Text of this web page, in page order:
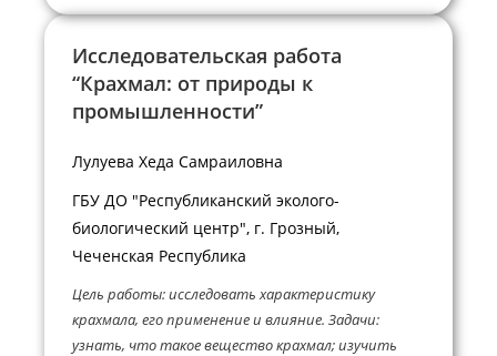
Исследовательская работа
“Крахмал: от природы к
промышленности”
Лулуева Хеда Самраиловна
ГБУ ДО "Республиканский эколого-
биологический центр", г. Грозный,
Чеченская Республика
Цель работы: исследовать характеристику
крахмала, его применение и влияние. Задачи:
узнать, что такое вещество крахмал; изучить